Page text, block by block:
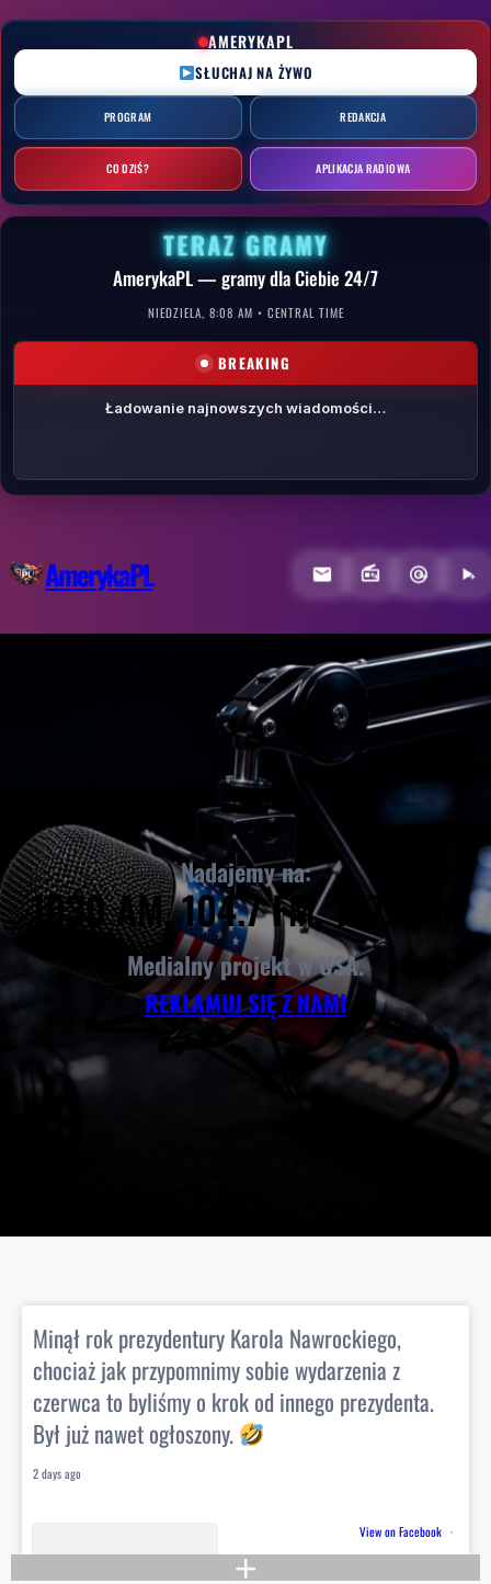
Przejdź
do
treści
AMERYKAPL
SŁUCHAJ NA ŻYWO
PROGRAM REDAKCJA
CO DZIŚ? APLIKACJA RADIOWA
TERAZ GRAMY
AmerykaPL — gramy dla Ciebie 24/7
NIEDZIELA, 8:08 AM • CENTRAL TIME
BREAKING
Ładowanie najnowszych wiadomości…
AmerykaPL
Nadajemy na:
1030 AM, 104.7 FM, 107.1 FM
Medialny projekt w USA.
REKLAMUJ SIĘ Z NAMI
Minął rok prezydentury Karola Nawrockiego,
chociaż jak przypomnimy sobie wydarzenia z
czerwca to byliśmy o krok od innego prezydenta.
Był już nawet ogłoszony.
2 days ago
View on Facebook ·